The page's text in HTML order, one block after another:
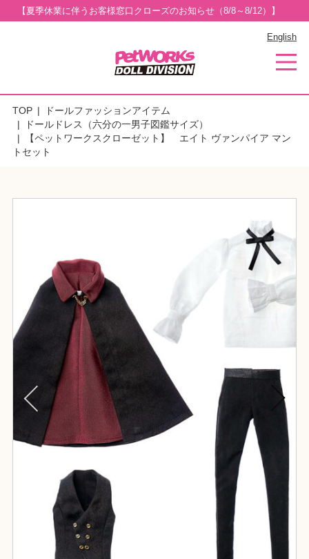
【夏季休業に伴うお客様窓口クローズのお知らせ（8/8～8/12）】
English
TOP
ドールファッションアイテム
ドールドレス（六分の一男子図鑑サイズ）
【ペットワークスクローゼット】 エイト ヴァンパイア マン
トセット